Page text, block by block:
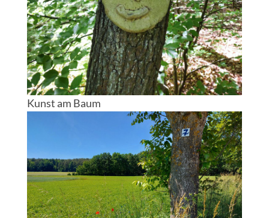
Kunst am Baum